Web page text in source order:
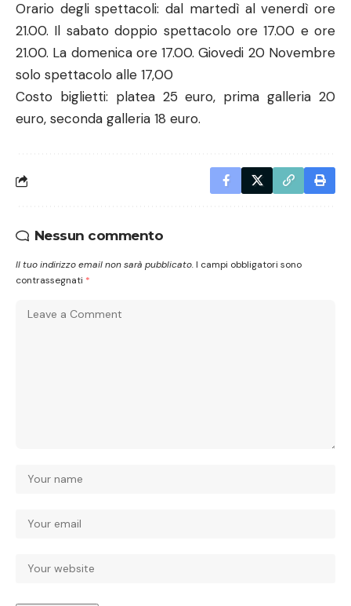
Orario degli spettacoli: dal martedì al venerdì ore
21.00. Il sabato doppio spettacolo ore 17.00 e ore
21.00. La domenica ore 17.00. Giovedi 20 Novembre
solo spettacolo alle 17,00
Costo biglietti: platea 25 euro, prima galleria 20
euro, seconda galleria 18 euro.
Nessun commento
Il tuo indirizzo email non sarà pubblicato. I campi obbligatori sono
contrassegnati *